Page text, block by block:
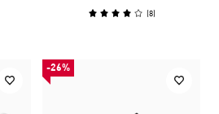
(8)
-26%